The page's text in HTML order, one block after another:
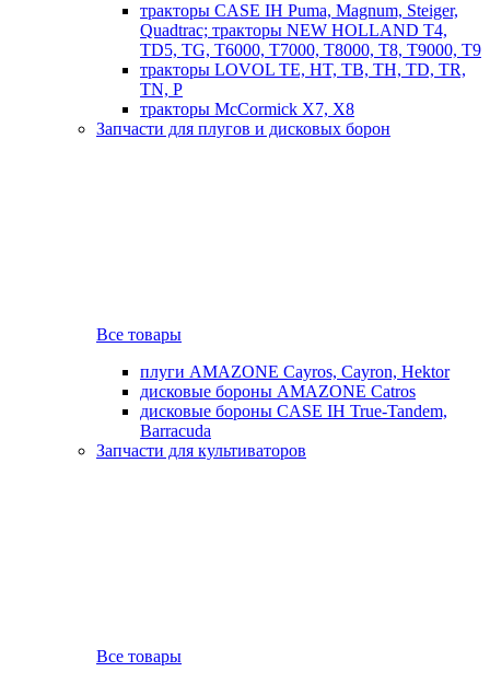
тракторы CASE IH Puma, Magnum, Steiger,
Quadtrac; тракторы NEW HOLLAND T4,
TD5, TG, T6000, T7000, T8000, T8, T9000, T9
тракторы LOVOL TE, HT, TB, TH, TD, TR,
TN, P
тракторы McCormick X7, X8
Запчасти для плугов и дисковых борон
Все товары
плуги AMAZONE Cayros, Cayron, Hektor
дисковые бороны AMAZONE Catros
дисковые бороны CASE IH True-Tandem,
Barracuda
Запчасти для культиваторов
Все товары